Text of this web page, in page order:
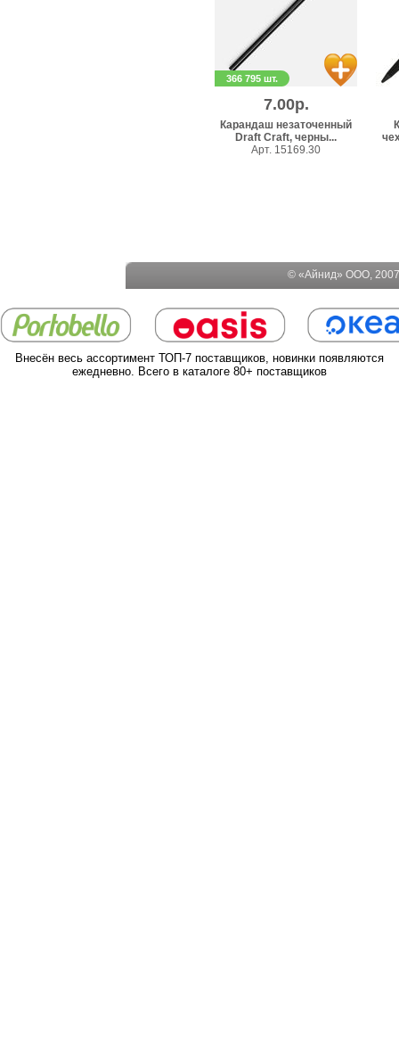
366 795 шт.
7.00р.
Карандаш незаточенный
Draft Craft, черны...
Арт. 15169.30
© «Айнид» ООО,
Внесён весь ассортимент ТОП-7 поставщиков, новинки появляются
ежедневно. Всего в каталоге 80+ поставщиков